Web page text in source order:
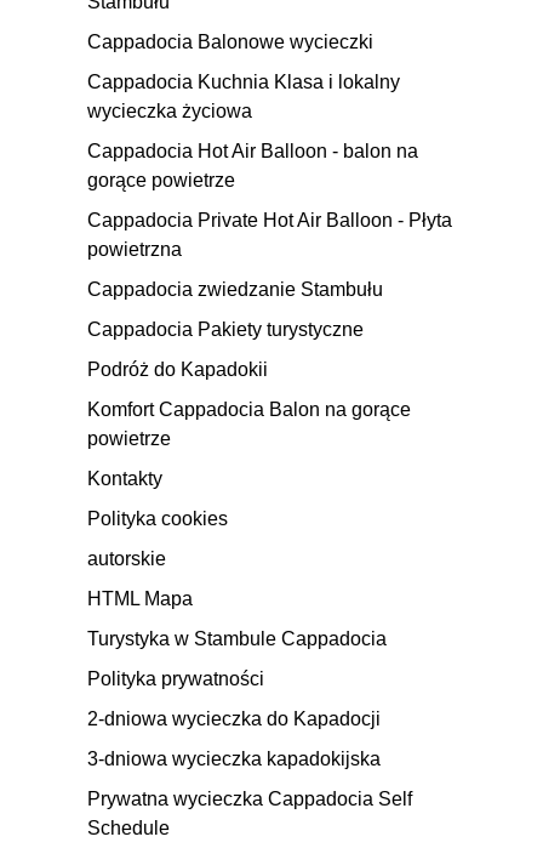
Cappadocia Balonowe wycieczki
Cappadocia Kuchnia Klasa i lokalny
wycieczka życiowa
Cappadocia Hot Air Balloon - balon na
gorące powietrze
Cappadocia Private Hot Air Balloon - Płyta
powietrzna
Cappadocia zwiedzanie Stambułu
Cappadocia Pakiety turystyczne
Podróż do Kapadokii
Komfort Cappadocia Balon na gorące
powietrze
Kontakty
Polityka cookies
autorskie
HTML Mapa
Turystyka w Stambule Cappadocia
Polityka prywatności
2-dniowa wycieczka do Kapadocji
3-dniowa wycieczka kapadokijska
Prywatna wycieczka Cappadocia Self
Schedule